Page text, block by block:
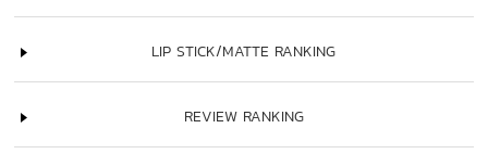
LIP STICK/MATTE RANKING
REVIEW RANKING